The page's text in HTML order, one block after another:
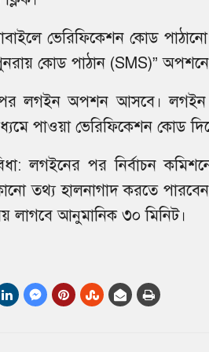
ভেরিফিকেশন কোড পাঠানো
কোড পাঠান (SMS)”
পর লগইন অপশন আসবে। লগইন
পাওয়া ভেরিফিকেশন কোড
লগইনের পর নির্বাচন
তথ্য হালনাগাদ করতে
লাগবে আনুমানিক ৩০ মিনিট।